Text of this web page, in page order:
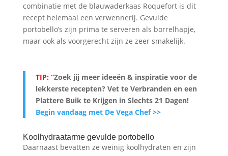
combinatie met de blauwaderkaas Roquefort is dit
recept helemaal een verwennerij. Gevulde
portobello’s zijn prima te serveren als borrelhapje,
maar ook als voorgerecht zijn ze zeer smakelijk.
TIP:”Zoek jij meer ideeën & inspiratie voor de
lekkerste recepten? Vet te Verbranden en een
Plattere Buik te Krijgen in Slechts 21 Dagen!
Begin vandaag met De Vega Chef >>
Koolhydraatarme gevulde portobello
Daarnaast bevatten ze weinig koolhydraten en zijn